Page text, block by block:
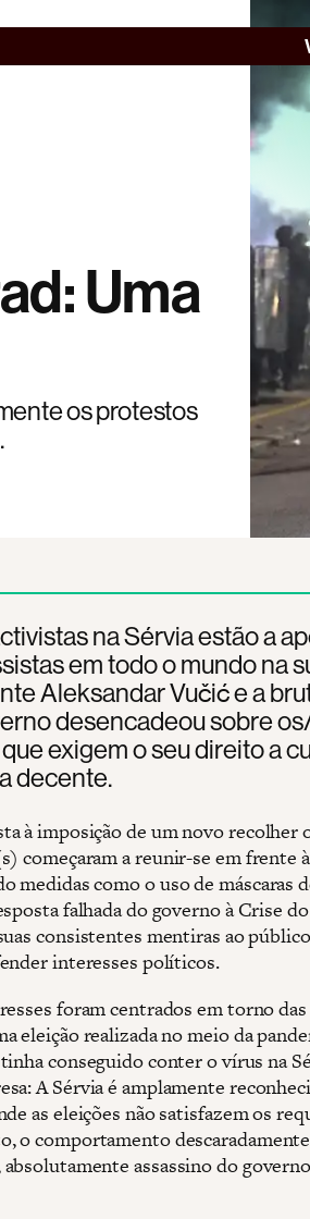
Uma
os protestos
na Sérvia estão a
em todo o mundo na
Aleksandar Vučić e a
desencadeou sobre
exigem o seu direito a
decente.
à imposição de um novo recolher
começaram a reunir-se em frente
medidas como o uso de máscaras
falhada do governo à Crise
consistentes mentiras ao
interesses políticos.
foram centrados em torno das
eleição realizada no meio da
conseguido conter o vírus na
A Sérvia é amplamente
as eleições não satisfazem os
o comportamento
assassino do